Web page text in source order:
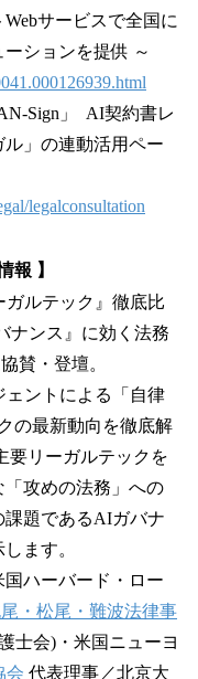
サービスで全国に
ションを提供 ～
Sign」 AI契約書レ
」の連動活用ペー
legalconsultation
報 】
ルテック』徹底比
ナンス』に効く法務
賛・登壇。
ントによる「自律
の最新動向を徹底解
要リーガルテックを
攻めの法務」への
題であるAIガバナ
ます。
ハーバード・ロー
・松尾・難波法律事
士会)・米国ニューヨ
会 代表理事／北京大